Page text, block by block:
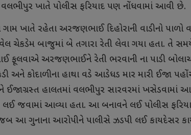
ખાતે પોલીસ ફરિયાદ પણ નોંધવામાં આવી છે.
ગામ ખાતે રહેતા અરજણભાઈ દિહોરાની વાડીનો પાળો
ચેકડેમ બાજુમાં બે તગારા રેતી લેવા ગયા હતા. તે
ફૂલવાએ અરજણભાઈને રેતી ભરવાની ના પાડી
અને કોદાળીના હાથા વડે આડેધડ માર મારી ઈજા
હાલતમાં વલભીપુર સારવરમાં ખસેડવામાં
લઈ જવામાં આવ્યા હતા. આ બનાવને લઈ પોલીસ
આ ગુનાના આરોપીને પાલીસે ઝડપી લઈ કાયદેસર